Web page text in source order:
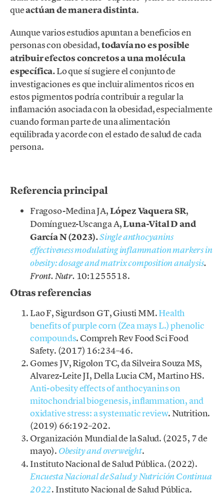
queactúan de manera distinta.
Aunque varios estudios apuntan a beneficios en
personas con obesidad,todavía no es posible
atribuir efectos concretos a una molécula
específica.Lo que sí sugiere el conjunto de
investigaciones es que incluir alimentos ricos en
estos pigmentos podría contribuir a regular la
inflamación asociada con la obesidad, especialmente
cuando forman parte de una alimentación
equilibrada y acorde con el estado de salud de cada
persona.
Referencia principal
Fragoso-Medina JA,López Vaquera SR,
Domínguez-Uscanga A,Luna-Vital D and
García N (2023).Single anthocyanins
effectiveness modulating inflammation markers in
obesity: dosage and matrix composition analysis.
Front. Nutr. 10:1255518.
Otras referencias
Lao F, Sigurdson GT, Giusti MM.Health
benefits of purple corn (Zea mays L.) phenolic
compounds. Compreh Rev Food Sci Food
Safety. (2017) 16:234–46.
Gomes JV, Rigolon TC, da Silveira Souza MS,
Alvarez-Leite JI, Della Lucia CM, Martino HS.
Anti-obesity effects of anthocyanins on
mitochondrial biogenesis, inflammation, and
oxidative stress: a systematic review. Nutrition.
(2019) 66:192–202.
Organización Mundial de la Salud. (2025, 7 de
mayo). Obesity and overweight.
Instituto Nacional de Salud Pública. (2022).
Encuesta Nacional de Salud y Nutrición Continua
2022. Instituto Nacional de Salud Pública.